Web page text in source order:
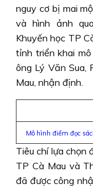
nguy cơ bị mai
và hình ảnh
Khuyến học TP
tỉnh triển khai
ông Lý Văn Sua,
Mau, nhận định.
Mô hình điểm đọc
Tiêu chí lựa chọn
TP Cà Mau và
đã được công